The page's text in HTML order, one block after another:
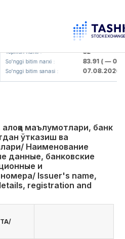
(<Kafolat sug'urta
narxi : 82
bitim narxi : ( — 0.0 )
bitim sanasi : 07.08.2026
маълумотлари, банк
ўтказиш ва
Наименование
данные, банковские
и
Issuer's name,
registration and